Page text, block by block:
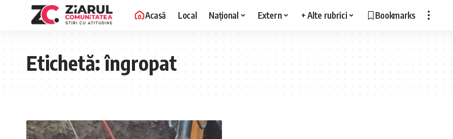
Acasă Local Național Extern + Alte rubrici Bookmarks
Etichetă:îngropat